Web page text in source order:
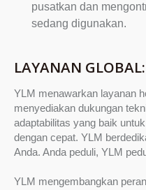
pusatkan dan
sedang digunakan.
LAYANAN
YLM menawarkan layanan
menyediakan dukungan
adaptabilitas yang baik
dengan cepat. YLM
Anda. Anda peduli, YLM
YLM mengembangkan